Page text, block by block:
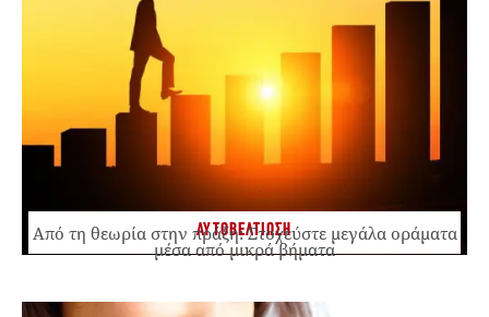
ΑΥΤΟΒΕΛΤΙΩΣΗ
Από τη θεωρία στην πράξη: Στοχεύστε μεγάλα οράματα
μέσα από μικρά βήματα